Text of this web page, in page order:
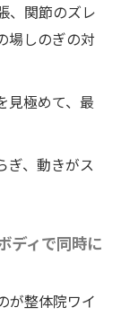
、関節のズレ
場しのぎの対
見極めて、最
ぎ、動きがス
ディで同時に
が整体院ワイ